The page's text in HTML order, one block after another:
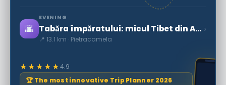
🌆
EVENING
Tabăra împăratului: micul Tibet din Abruzzo
📍 13.1 km · Pietracamela
›
★★★★★4.9
🏆 The most innovative Trip Planner 2026